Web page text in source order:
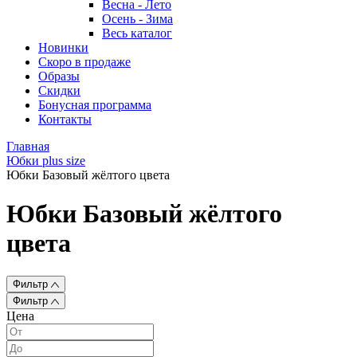
Весна - Лето
Осень - Зима
Весь каталог
Новинки
Скоро в продаже
Образы
Скидки
Бонусная программа
Контакты
Главная
Юбки plus size
Юбки Базовый жёлтого цвета
Юбки Базовый жёлтого
цвета
Фильтр
Фильтр
Цена